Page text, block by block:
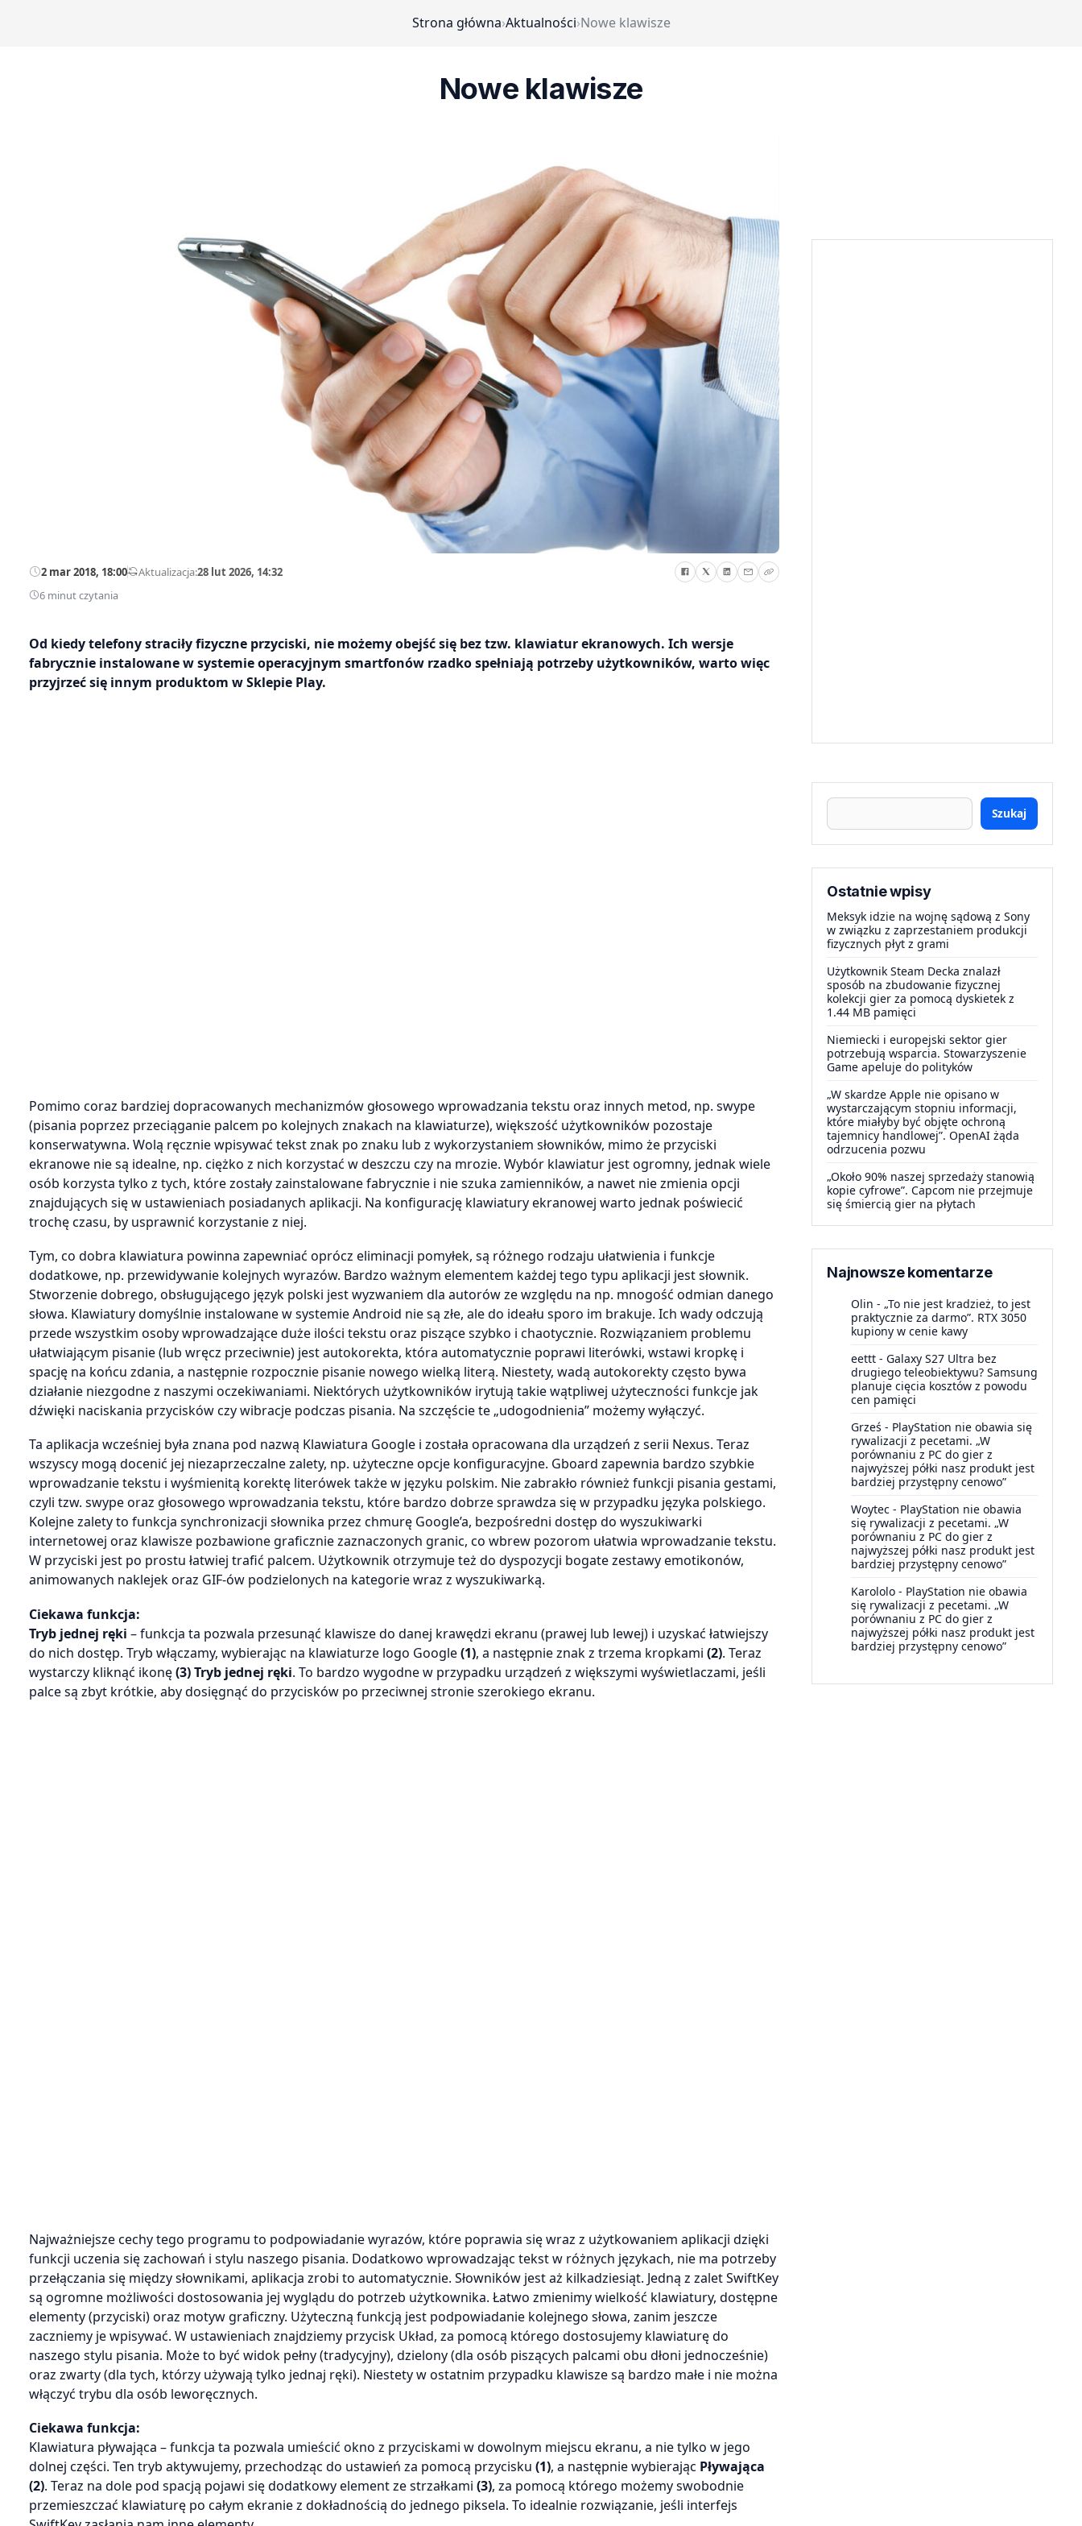
Strona główna›Aktualności›Nowe klawisze
Nowe klawisze
2 mar 2018, 18:00—Aktualizacja:28 lut 2026, 14:32
6 minut czytania
Od kiedy telefony straciły fizyczne przyciski, nie możemy obejść się bez tzw. klawiatur ekranowych. Ich wersje
fabrycznie instalowane w systemie operacyjnym smartfonów rzadko spełniają potrzeby użytkowników, warto więc
przyjrzeć się innym produktom w Sklepie Play.
Pomimo coraz bardziej dopracowanych mechanizmów głosowego wprowadzania tekstu oraz innych metod, np. swype
(pisania poprzez przeciąganie palcem po kolejnych znakach na klawiaturze), większość użytkowników pozostaje
konserwatywna. Wolą ręcznie wpisywać tekst znak po znaku lub z wykorzystaniem słowników, mimo że przyciski
ekranowe nie są idealne, np. ciężko z nich korzystać w deszczu czy na mrozie. Wybór klawiatur jest ogromny, jednak wiele
osób korzysta tylko z tych, które zostały zainstalowane fabrycznie i nie szuka zamienników, a nawet nie zmienia opcji
znajdujących się w ustawieniach posiadanych aplikacji. Na konfigurację klawiatury ekranowej warto jednak poświecić
trochę czasu, by usprawnić korzystanie z niej.
Tym, co dobra klawiatura powinna zapewniać oprócz eliminacji pomyłek, są różnego rodzaju ułatwienia i funkcje
dodatkowe, np. przewidywanie kolejnych wyrazów. Bardzo ważnym elementem każdej tego typu aplikacji jest słownik.
Stworzenie dobrego, obsługującego język polski jest wyzwaniem dla autorów ze względu na np. mnogość odmian danego
słowa. Klawiatury domyślnie instalowane w systemie Android nie są złe, ale do ideału sporo im brakuje. Ich wady odczują
przede wszystkim osoby wprowadzające duże ilości tekstu oraz piszące szybko i chaotycznie. Rozwiązaniem problemu
ułatwiającym pisanie (lub wręcz przeciwnie) jest autokorekta, która automatycznie poprawi literówki, wstawi kropkę i
spację na końcu zdania, a następnie rozpocznie pisanie nowego wielką literą. Niestety, wadą autokorekty często bywa
działanie niezgodne z naszymi oczekiwaniami. Niektórych użytkowników irytują takie wątpliwej użyteczności funkcje jak
dźwięki naciskania przycisków czy wibracje podczas pisania. Na szczęście te „udogodnienia” możemy wyłączyć.
Ta aplikacja wcześniej była znana pod nazwą Klawiatura Google i została opracowana dla urządzeń z serii Nexus. Teraz
wszyscy mogą docenić jej niezaprzeczalne zalety, np. użyteczne opcje konfiguracyjne. Gboard zapewnia bardzo szybkie
wprowadzanie tekstu i wyśmienitą korektę literówek także w języku polskim. Nie zabrakło również funkcji pisania gestami,
czyli tzw. swype oraz głosowego wprowadzania tekstu, które bardzo dobrze sprawdza się w przypadku języka polskiego.
Kolejne zalety to funkcja synchronizacji słownika przez chmurę Google’a, bezpośredni dostęp do wyszukiwarki
internetowej oraz klawisze pozbawione graficznie zaznaczonych granic, co wbrew pozorom ułatwia wprowadzanie tekstu.
W przyciski jest po prostu łatwiej trafić palcem. Użytkownik otrzymuje też do dyspozycji bogate zestawy emotikonów,
animowanych naklejek oraz GIF-ów podzielonych na kategorie wraz z wyszukiwarką.
Ciekawa funkcja:
Tryb jednej ręki – funkcja ta pozwala przesunąć klawisze do danej krawędzi ekranu (prawej lub lewej) i uzyskać łatwiejszy
do nich dostęp. Tryb włączamy, wybierając na klawiaturze logo Google(1), a następnie znak z trzema kropkami (2). Teraz
wystarczy kliknąć ikonę(3) Tryb jednej ręki. To bardzo wygodne w przypadku urządzeń z większymi wyświetlaczami, jeśli
palce są zbyt krótkie, aby dosięgnąć do przycisków po przeciwnej stronie szerokiego ekranu.
Najważniejsze cechy tego programu to podpowiadanie wyrazów, które poprawia się wraz z użytkowaniem aplikacji dzięki
funkcji uczenia się zachowań i stylu naszego pisania. Dodatkowo wprowadzając tekst w różnych językach, nie ma potrzeby
przełączania się między słownikami, aplikacja zrobi to automatycznie. Słowników jest aż kilkadziesiąt. Jedną z zalet SwiftKey
są ogromne możliwości dostosowania jej wyglądu do potrzeb użytkownika. Łatwo zmienimy wielkość klawiatury, dostępne
elementy (przyciski) oraz motyw graficzny. Użyteczną funkcją jest podpowiadanie kolejnego słowa, zanim jeszcze
zaczniemy je wpisywać. W ustawieniach znajdziemy przycisk Układ, za pomocą którego dostosujemy klawiaturę do
naszego stylu pisania. Może to być widok pełny (tradycyjny), dzielony (dla osób piszących palcami obu dłoni jednocześnie)
oraz zwarty (dla tych, którzy używają tylko jednaj ręki). Niestety w ostatnim przypadku klawisze są bardzo małe i nie można
włączyć trybu dla osób leworęcznych.
Ciekawa funkcja:
Klawiatura pływająca – funkcja ta pozwala umieścić okno z przyciskami w dowolnym miejscu ekranu, a nie tylko w jego
dolnej części. Ten tryb aktywujemy, przechodząc do ustawień za pomocą przycisku (1), a następnie wybierając Pływająca
(2). Teraz na dole pod spacją pojawi się dodatkowy element ze strzałkami (3), za pomocą którego możemy swobodnie
przemieszczać klawiaturę po całym ekranie z dokładnością do jednego piksela. To idealnie rozwiązanie, jeśli interfejs
Szukaj
Ostatnie wpisy
Meksyk idzie na wojnę sądową z Sony
w związku z zaprzestaniem produkcji
fizycznych płyt z grami
Użytkownik Steam Decka znalazł
sposób na zbudowanie fizycznej
kolekcji gier za pomocą dyskietek z
1.44 MB pamięci
Niemiecki i europejski sektor gier
potrzebują wsparcia. Stowarzyszenie
Game apeluje do polityków
„W skardze Apple nie opisano w
wystarczającym stopniu informacji,
które miałyby być objęte ochroną
tajemnicy handlowej”. OpenAI żąda
odrzucenia pozwu
„Około 90% naszej sprzedaży stanowią
kopie cyfrowe”. Capcom nie przejmuje
się śmiercią gier na płytach
Najnowsze komentarze
Olin - „To nie jest kradzież, to jest
praktycznie za darmo”. RTX 3050
kupiony w cenie kawy
eettt - Galaxy S27 Ultra bez
drugiego teleobiektywu? Samsung
planuje cięcia kosztów z powodu
cen pamięci
Grześ - PlayStation nie obawia się
rywalizacji z pecetami. „W
porównaniu z PC do gier z
najwyższej półki nasz produkt jest
bardziej przystępny cenowo”
Woytec - PlayStation nie obawia
się rywalizacji z pecetami. „W
porównaniu z PC do gier z
najwyższej półki nasz produkt jest
bardziej przystępny cenowo”
Karololo - PlayStation nie obawia
się rywalizacji z pecetami. „W
porównaniu z PC do gier z
najwyższej półki nasz produkt jest
bardziej przystępny cenowo”